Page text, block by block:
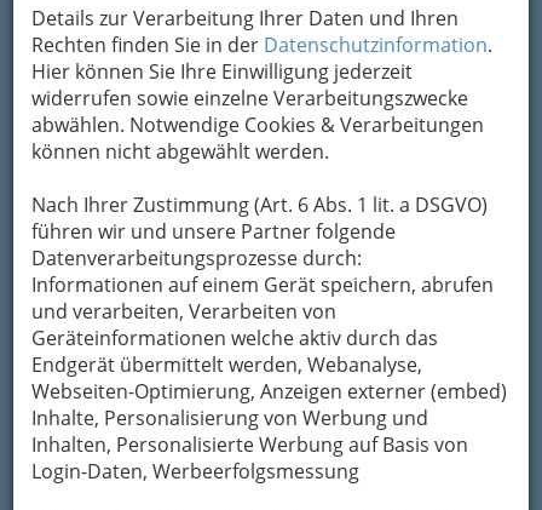
Details zur Verarbeitung Ihrer Daten und Ihren
Rechten finden Sie in der Datenschutzinformation.
Hier können Sie Ihre Einwilligung jederzeit
widerrufen sowie einzelne Verarbeitungszwecke
abwählen. Notwendige Cookies & Verarbeitungen
können nicht abgewählt werden.
Nach Ihrer Zustimmung (Art. 6 Abs. 1 lit. a DSGVO)
führen wir und unsere Partner folgende
Datenverarbeitungsprozesse durch:
Informationen auf einem Gerät speichern, abrufen
und verarbeiten, Verarbeiten von
Geräteinformationen welche aktiv durch das
Endgerät übermittelt werden, Webanalyse,
Webseiten-Optimierung, Anzeigen externer (embed)
Inhalte, Personalisierung von Werbung und
Inhalten, Personalisierte Werbung auf Basis von
Login-Daten, Werbeerfolgsmessung
bewahren, verwenden wir an dieser Stelle zur
Übermittlung Ihrer Nachricht ein sicheres
Formular. Ihre Nachricht wird nach dem
Absenden umgehend per Mail an das
Unternehmen Mur pur Bootsfahrt
weitergeleitet.
Meine Email Adresse
Mein Betreff
Meine Nachricht